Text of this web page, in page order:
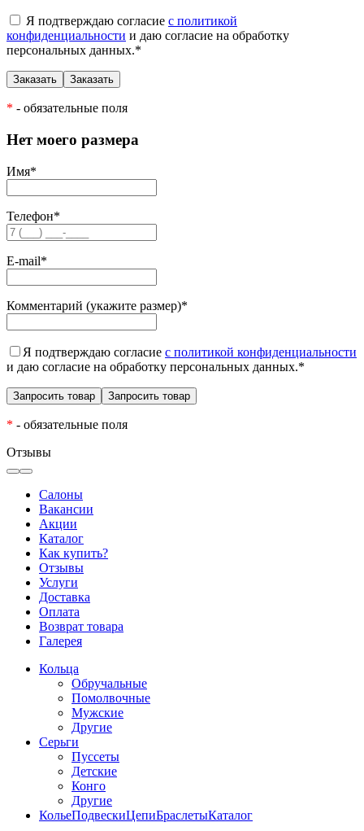
Я подтверждаю согласие с политикой
конфиденциальности и даю согласие на обработку
персональных данных.*
* - обязательные поля
Нет моего размера
Имя*
Телефон*
E-mail*
Комментарий (укажите размер)*
Я подтверждаю согласие с политикой конфиденциальности
и даю согласие на обработку персональных данных.*
* - обязательные поля
Отзывы
Салоны
Вакансии
Акции
Каталог
Как купить?
Отзывы
Услуги
Доставка
Оплата
Возврат товара
Галерея
Кольца
Обручальные
Помолвочные
Мужские
Другие
Серьги
Пуссеты
Детские
Конго
Другие
КольеПодвескиЦепиБраслетыКаталог